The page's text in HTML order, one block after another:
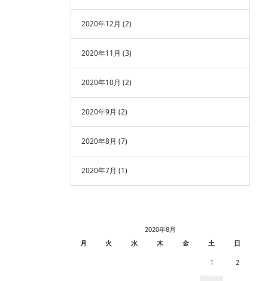
2020年12月 (2)
2020年11月 (3)
2020年10月 (2)
2020年9月 (2)
2020年8月 (7)
2020年7月 (1)
2020年8月
月
火 水 木 金 土 日
1 2